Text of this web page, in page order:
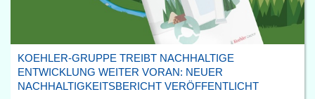
KOEHLER-GRUPPE TREIBT NACHHALTIGE
ENTWICKLUNG WEITER VORAN: NEUER
NACHHALTIGKEITSBERICHT VERÖFFENTLICHT